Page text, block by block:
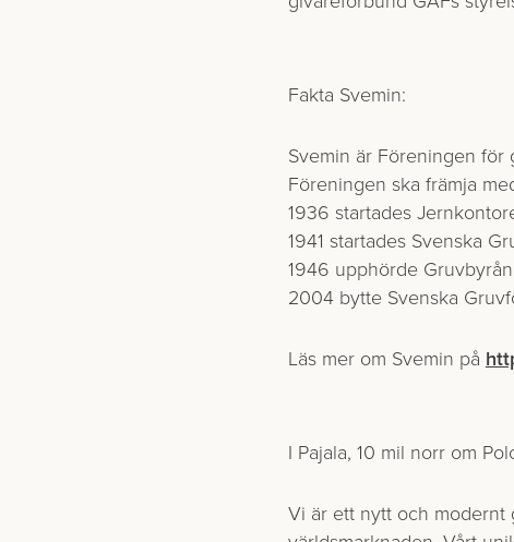
Fakta Svemin:
Svemin är Föreningen
Föreningen ska främja
1936 startades
1941 startades Svenska
1946 upphörde
2004 bytte Svenska
Läs mer om Svemin på
I Pajala, 10 mil norr om
Vi är ett nytt och modernt